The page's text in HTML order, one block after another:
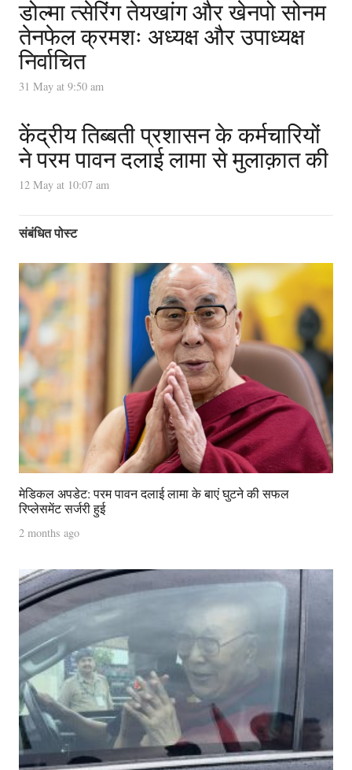
डोल्मा त्सेरिंग तेयखांग और खेनपो सोनम
तेनफेल क्रमशः अध्यक्ष और उपाध्यक्ष
निर्वाचित
31 May at 9:50 am
केंद्रीय तिब्बती प्रशासन के कर्मचारियों
ने परम पावन दलाई लामा से मुलाक़ात की
12 May at 10:07 am
संबंधित पोस्ट
मेडिकल अपडेट: परम पावन दलाई लामा के बाएं घुटने की सफल
रिप्लेसमेंट सर्जरी हुई
2 months ago